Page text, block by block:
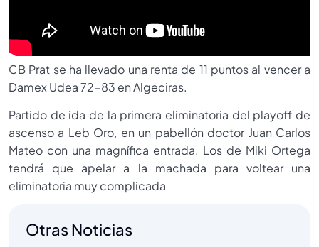
CB Prat se ha llevado una renta de 11 puntos al vencer a
Damex Udea 72-83 en Algeciras.
Partido de ida de la primera eliminatoria del playoff de
ascenso a Leb Oro, en un pabellón doctor Juan Carlos
Mateo con una magnífica entrada. Los de Miki Ortega
tendrá que apelar a la machada para voltear una
eliminatoria muy complicada
Otras Noticias